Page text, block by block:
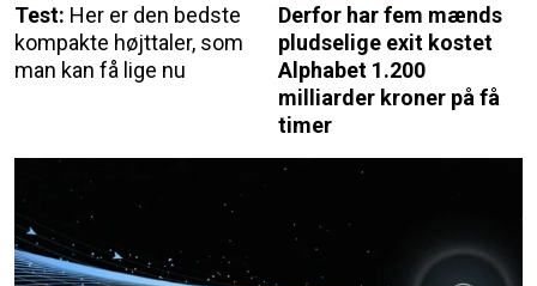
Test: Her er den bedste
kompakte højttaler, som
man kan få lige nu
Derfor har fem mænds
pludselige exit kostet
Alphabet 1.200
milliarder kroner på få
timer